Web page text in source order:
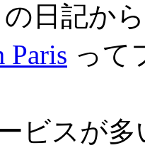
の日記か
って
ビスが